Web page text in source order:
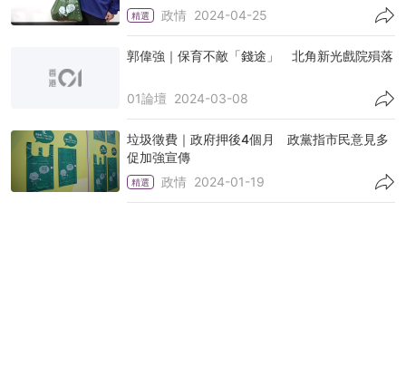
精選 政情 2024-04-25
郭偉強｜保育不敵「錢途」 北角新光戲院殞落
01論壇 2024-03-08
垃圾徵費｜政府押後4個月 政黨指市民意見多
促加強宣傳
精選 政情 2024-01-19